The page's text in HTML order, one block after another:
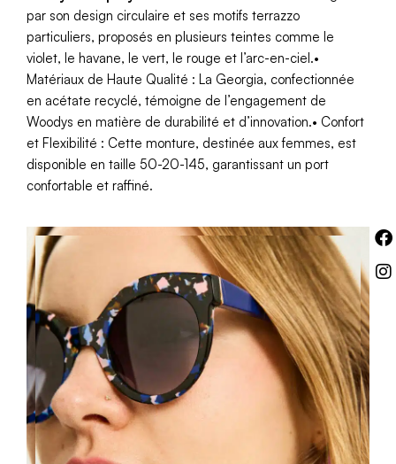
par son design circulaire et ses motifs terrazzo
particuliers, proposés en plusieurs teintes comme le
violet, le havane, le vert, le rouge et l’arc-en-ciel.•
Matériaux de Haute Qualité : La Georgia, confectionnée
en acétate recyclé, témoigne de l’engagement de
Woodys en matière de durabilité et d’innovation.• Confort
et Flexibilité : Cette monture, destinée aux femmes, est
disponible en taille 50-20-145, garantissant un port
confortable et raffiné.